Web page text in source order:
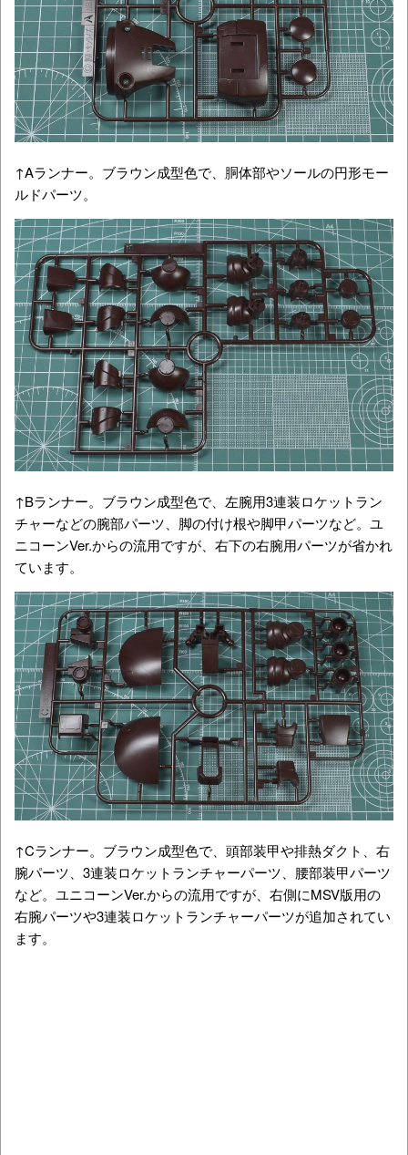
↑Aランナー。ブラウン成型色で、胴体部やソールの円形モー
ルドパーツ。
↑Bランナー。ブラウン成型色で、左腕用3連装ロケットラン
チャーなどの腕部パーツ、脚の付け根や脚甲パーツなど。ユ
ニコーンVer.からの流用ですが、右下の右腕用パーツが省かれ
ています。
↑Cランナー。ブラウン成型色で、頭部装甲や排熱ダクト、右
腕パーツ、3連装ロケットランチャーパーツ、腰部装甲パーツ
など。ユニコーンVer.からの流用ですが、右側にMSV版用の
右腕パーツや3連装ロケットランチャーパーツが追加されてい
ます。